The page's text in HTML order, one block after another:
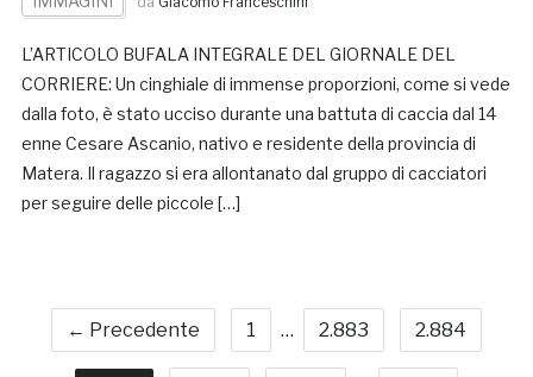
L’ARTICOLO BUFALA INTEGRALE DEL GIORNALE DEL
CORRIERE: Un cinghiale di immense proporzioni, come si vede
dalla foto, è stato ucciso durante una battuta di caccia dal 14
enne Cesare Ascanio, nativo e residente della provincia di
Matera. Il ragazzo si era allontanato dal gruppo di cacciatori
per seguire delle piccole […]
← Precedente 1 … 2.883 2.884